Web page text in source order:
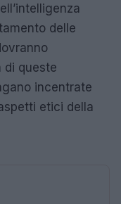
delle
di queste
incentrate
etici della